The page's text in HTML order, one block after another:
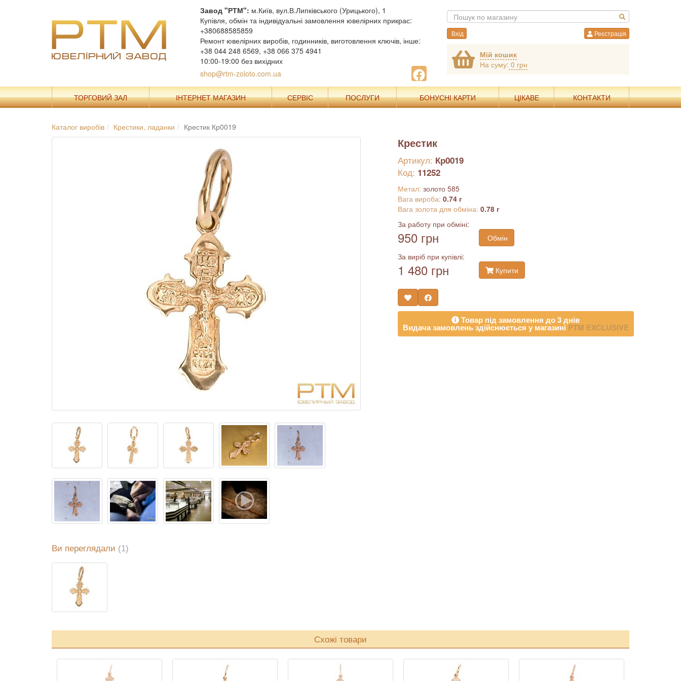
Завод "РТМ": м.Київ, вул.В.Липківського (Урицького), 1
Купівля, обмін та індивідуальні замовлення ювелірних прикрас:
+380688585859
Ремонт ювелірних виробів, годинників, виготовлення ключів, інше:
+38 044 248 6569, +38 066 375 4941
10:00-19:00 без вихідних
shop@rtm-zoloto.com.ua
Вхід Реєстрація
Мій кошик
На суму: 0 грн
ТОРГОВИЙ ЗАЛ ІНТЕРНЕТ МАГАЗИН СЕРВІС ПОСЛУГИ БОНУСНІ КАРТИ ЦІКАВЕ КОНТАКТИ
Каталог виробів Крестики, ладанки Крестик Кр0019
Крестик
Артикул: Кр0019
Код: 11252
Метал: золото 585
Вага вироба: 0.74 г
Вага золота для обміна: 0.78 г
За работу при обміні:
950 грн
Обмін
За виріб при купівлі:
1 480 грн Купити
Товар під замовлення до 3 днів
Видача замовлень здійснюється у магазиніPTM EXCLUSIVE
Ви переглядали (1)
Схожі товари